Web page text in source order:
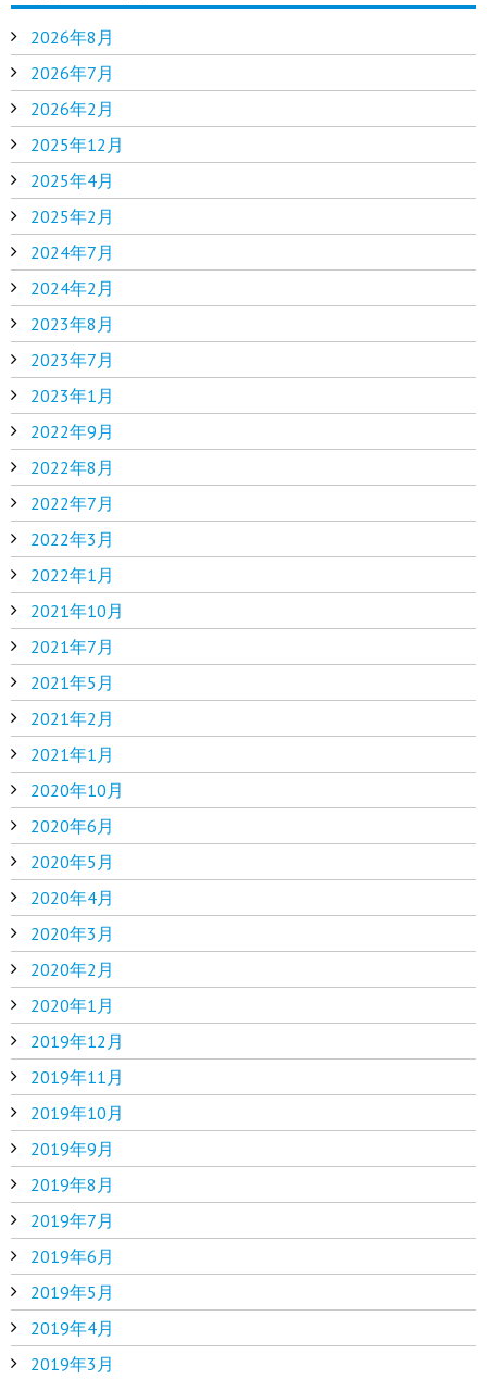
2026年8月
2026年7月
2026年2月
2025年12月
2025年4月
2025年2月
2024年7月
2024年2月
2023年8月
2023年7月
2023年1月
2022年9月
2022年8月
2022年7月
2022年3月
2022年1月
2021年10月
2021年7月
2021年5月
2021年2月
2021年1月
2020年10月
2020年6月
2020年5月
2020年4月
2020年3月
2020年2月
2020年1月
2019年12月
2019年11月
2019年10月
2019年9月
2019年8月
2019年7月
2019年6月
2019年5月
2019年4月
2019年3月